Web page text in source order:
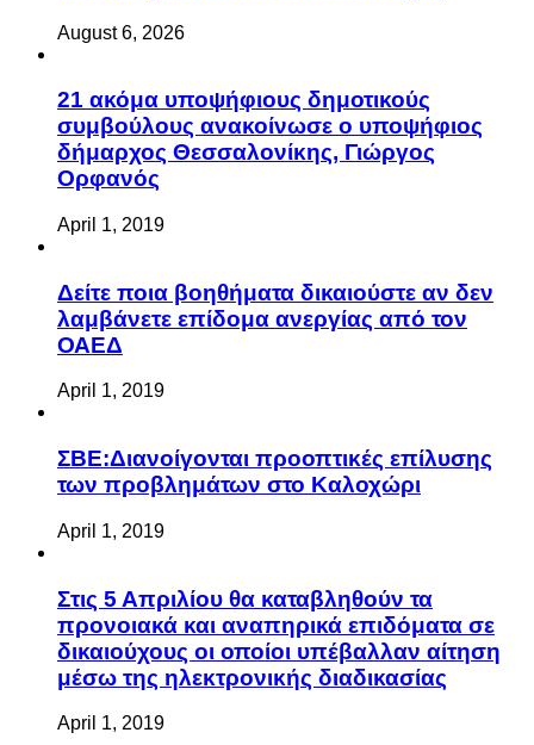
August 6, 2026
21 ακόμα υποψήφιους δημοτικούς
συμβούλους ανακοίνωσε ο υποψήφιος
δήμαρχος Θεσσαλονίκης, Γιώργος
Ορφανός
April 1, 2019
Δείτε ποια βοηθήματα δικαιούστε αν δεν
λαμβάνετε επίδομα ανεργίας από τον
ΟΑΕΔ
April 1, 2019
ΣΒΕ:Διανοίγονται προοπτικές επίλυσης
των προβλημάτων στο Καλοχώρι
April 1, 2019
Στις 5 Απριλίου θα καταβληθούν τα
προνοιακά και αναπηρικά επιδόματα σε
δικαιούχους οι οποίοι υπέβαλλαν αίτηση
μέσω της ηλεκτρονικής διαδικασίας
April 1, 2019